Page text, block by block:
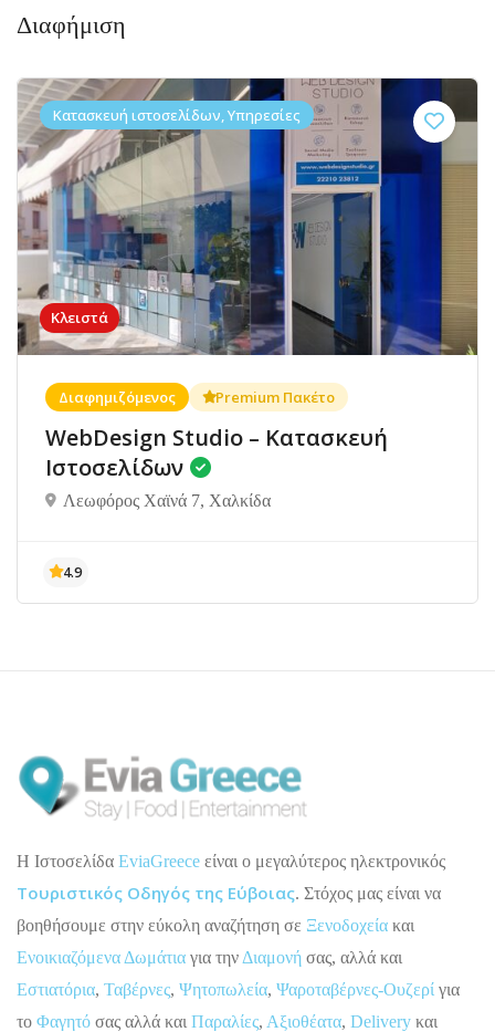
Διαφήμιση
Κλειστά
Κατασκευή ιστοσελίδων, Υπηρεσίες
Διαφημιζόμενος Premium Πακέτο
WebDesign Studio – Κατασκευή
Ιστοσελίδων
Λεωφόρος Χαϊνά 7, Χαλκίδα
H Ιστοσελίδα EviaGreece είναι ο μεγαλύτερος ηλεκτρονικός
Τουριστικός Οδηγός της Εύβοιας. Στόχος μας είναι να
βοηθήσουμε στην εύκολη αναζήτηση σε Ξενοδοχεία και
Ενοικιαζόμενα Δωμάτια για την Διαμονή σας, αλλά και
Εστιατόρια, Ταβέρνες, Ψητοπωλεία, Ψαροταβέρνες-Ουζερί για
το Φαγητό σας αλλά και Παραλίες, Αξιοθέατα, Delivery και